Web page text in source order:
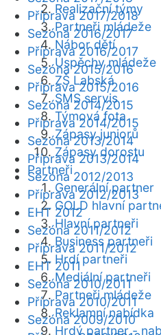
Realizační týmy
Partneři mládeže
Nábor dětí
Úspěchy mládeže
ZŠ Labská
SMS servis
Týmová fota
Zápasy juniorů
Zápasy dorostu
Partneři
Generální partner
GOLD hlavní
Hlavní partneři
Business partneři
Hrdí partneři
Mediální partneři
Partneři mládeže
Reklamní nabídka
Hrdý partner -
Příprava 2017/2018
Sezóna 2016/2017
Příprava 2016/2017
Sezóna 2015/2016
Příprava 2015/2016
Sezóna 2014/2015
Příprava 2014/2015
Sezóna 2013/2014
Příprava 2013/2014
Sezóna 2012/2013
Příprava 2012/2013
EHT 2012
Sezóna 2011/2012
Příprava 2011/2012
EHT 2011
Sezóna 2010/2011
Příprava 2010/2011
Sezóna 2009/2010